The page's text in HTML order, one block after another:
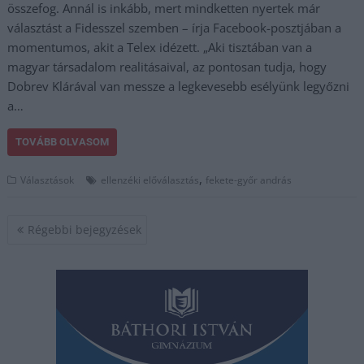
összefog. Annál is inkább, mert mindketten nyertek már
választást a Fidesszel szemben – írja Facebook-posztjában a
momentumos, akit a Telex idézett. „Aki tisztában van a
magyar társadalom realitásaival, az pontosan tudja, hogy
Dobrev Klárával van messze a legkevesebb esélyünk legyőzni
a…
TOVÁBB OLVASOM
Választások ellenzéki előválasztás, fekete-győr andrás
Bejegyzés
Régebbi bejegyzések